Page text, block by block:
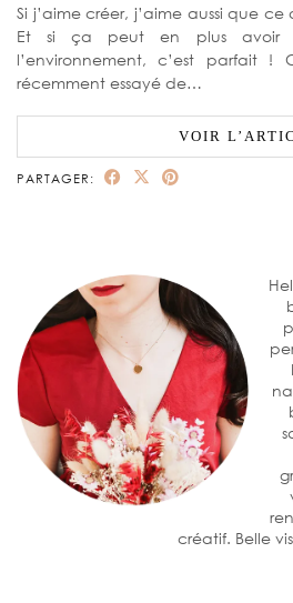
Si j’aime créer, j’aime aussi que
Et si ça peut en plus avoir
l’environnement, c’est parfait !
récemment essayé de…
VOIR
PARTAGER:
créatif. Belle